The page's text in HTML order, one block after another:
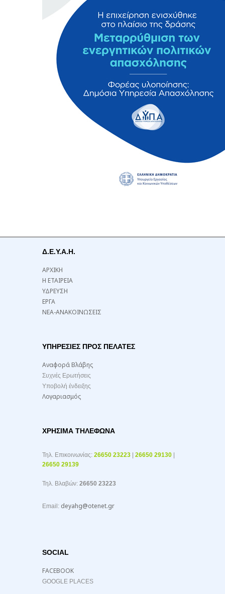
Δ.Ε.Υ.Α.Η.
ΑΡΧΙΚΗ
Η ΕΤΑΙΡΕΙΑ
ΥΔΡΕΥΣΗ
ΕΡΓΑ
ΝΕΑ-ΑΝΑΚΟΙΝΩΣΕΙΣ
ΥΠΗΡΕΣΙΕΣ ΠΡΟΣ ΠΕΛΑΤΕΣ
Αναφορά Βλάβης
Συχνές Ερωτήσεις
Υποβολή ένδειξης
Λογαριασμός
ΧΡΉΣΙΜΑ ΤΗΛΈΦΩΝΑ
Τηλ. Επικοινωνίας: 26650 23223 | 26650 29130 |
26650 29139
Τηλ. Βλαβών: 26650 23223
Email: deyahg@otenet.gr
SOCIAL
FACEBOOK
GOOGLE PLACES